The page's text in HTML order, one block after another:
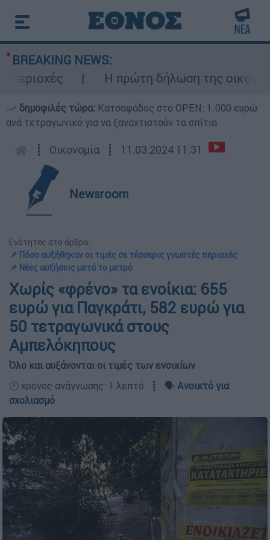
BREAKING NEWS:
Η πρώτη δήλωση της
δημοφιλές τώρα: Κατσαφάδος στο OPEN: 1.000 ευρώ
ανά τετραγωνικό για να ξαναχτιστούν τα σπίτια
┋ Οικονομία ┋ 11.03.2024 11:31
Newsroom
Ενότητες στο άρθρο:
📌 Πόσο αυξήθηκαν οι τιμές σε τέσσερις γνωστές περιοχές
📌 Νέες αυξήσεις μετά το μετρό
Χωρίς «φρένο» τα ενοίκια: 655
ευρώ για Παγκράτι, 582 ευρώ για
50 τετραγωνικά στους
Αμπελόκηπους
Όλο και αυξάνονται οι τιμές των ενοικίων
🕛 χρόνος ανάγνωσης: 1 λεπτό ┋ 🗣️ Ανοικτό για
σχολιασμό